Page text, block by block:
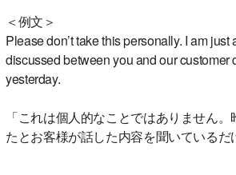
＜例文＞
Please don’t take this personally. I am
discussed between you and our customer
yesterday.
「これは個人的なことではありません
たとお客様が話した内容を聞いているだ